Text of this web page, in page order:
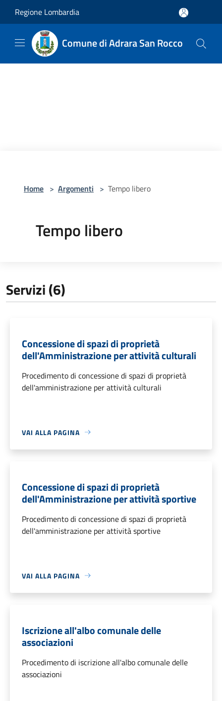
Regione Lombardia
Comune di Adrara San Rocco
Home > Argomenti > Tempo libero
Tempo libero
Servizi (6)
Concessione di spazi di proprietà
dell'Amministrazione per attività culturali
Procedimento di concessione di spazi di proprietà
dell'amministrazione per attività culturali
VAI ALLA PAGINA
Concessione di spazi di proprietà
dell'Amministrazione per attività sportive
Procedimento di concessione di spazi di proprietà
dell'amministrazione per attività sportive
VAI ALLA PAGINA
Iscrizione all'albo comunale delle
associazioni
Procedimento di iscrizione all'albo comunale delle
associazioni